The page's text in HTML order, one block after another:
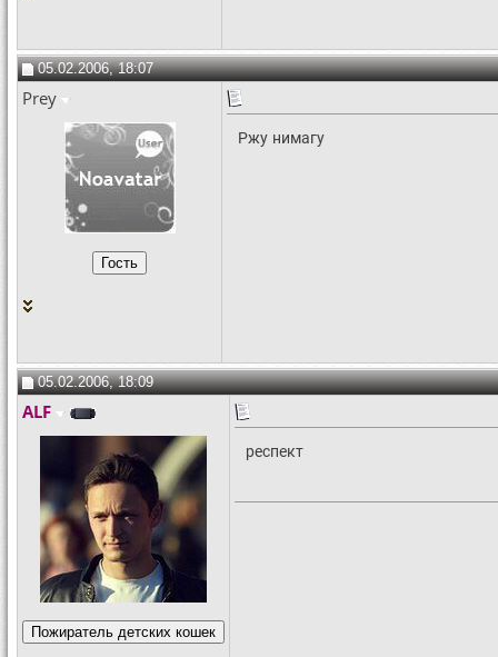
05.02.2006, 18:07
Prey
Ржу нимагу
05.02.2006, 18:09
ALF
респект